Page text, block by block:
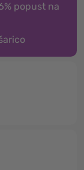
popust na